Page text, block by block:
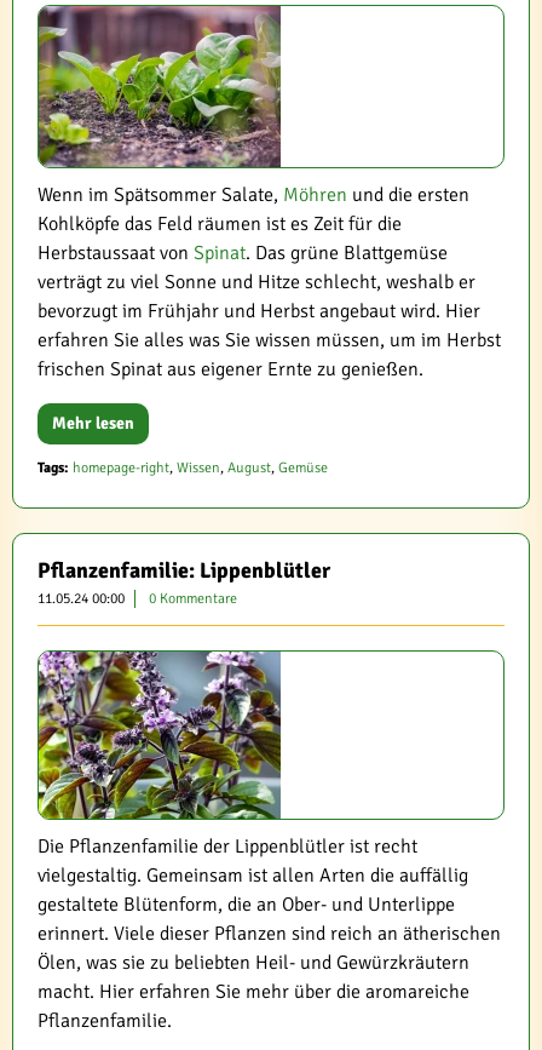
Wenn im Spätsommer Salate, Möhren und die ersten
Kohlköpfe das Feld räumen ist es Zeit für die
Herbstaussaat von Spinat. Das grüne Blattgemüse
verträgt zu viel Sonne und Hitze schlecht, weshalb er
bevorzugt im Frühjahr und Herbst angebaut wird. Hier
erfahren Sie alles was Sie wissen müssen, um im Herbst
frischen Spinat aus eigener Ernte zu genießen.
Mehr lesen
Tags: homepage-right, Wissen, August, Gemüse
Pflanzenfamilie: Lippenblütler
11.05.24 00:00 0 Kommentare
Die Pflanzenfamilie der Lippenblütler ist recht
vielgestaltig. Gemeinsam ist allen Arten die auffällig
gestaltete Blütenform, die an Ober- und Unterlippe
erinnert. Viele dieser Pflanzen sind reich an ätherischen
Ölen, was sie zu beliebten Heil- und Gewürzkräutern
macht. Hier erfahren Sie mehr über die aromareiche
Pflanzenfamilie.